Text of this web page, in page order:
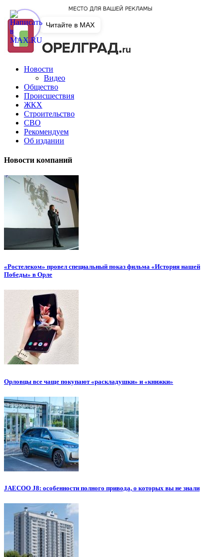
Новости
Видео
Общество
Происшествия
ЖКХ
Строительство
СВО
Рекомендуем
Об издании
Новости компаний
«Ростелеком» провел специальный показ фильма «История нашей
Победы» в Орле
Орловцы все чаще покупают «раскладушки» и «книжки»
JAECOO J8: особенности полного привода, о которых вы не знали
Читайте в MAX